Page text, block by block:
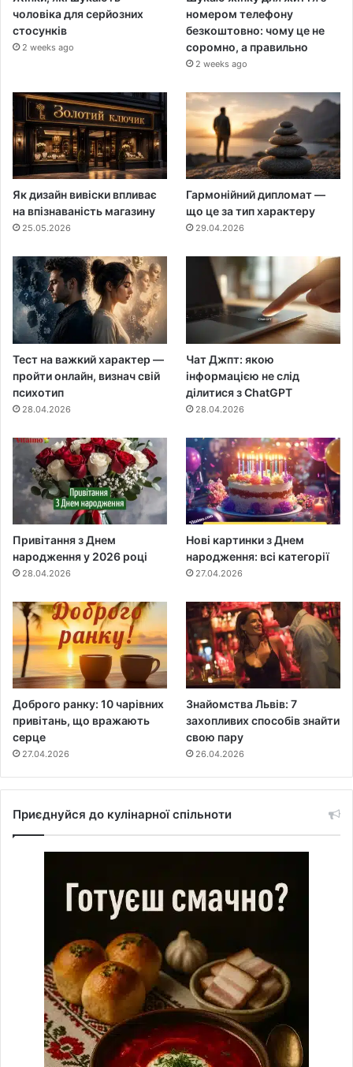
чоловіка для серйозних
стосунків
2 weeks ago
номером телефону
безкоштовно: чому це не
соромно, а правильно
2 weeks ago
Як дизайн вивіски впливає
на впізнаваність магазину
25.05.2026
Гармонійний дипломат —
що це за тип характеру
29.04.2026
Тест на важкий характер —
пройти онлайн, визнач свій
психотип
28.04.2026
Чат Джпт: якою
інформацією не слід
ділитися з ChatGPT
28.04.2026
Привітання з Днем
народження у 2026 році
28.04.2026
Нові картинки з Днем
народження: всі категорії
27.04.2026
Доброго ранку: 10 чарівних
привітань, що вражають
серце
27.04.2026
Знайомства Львів: 7
захопливих способів знайти
свою пару
26.04.2026
Приєднуйся до кулінарної спільноти